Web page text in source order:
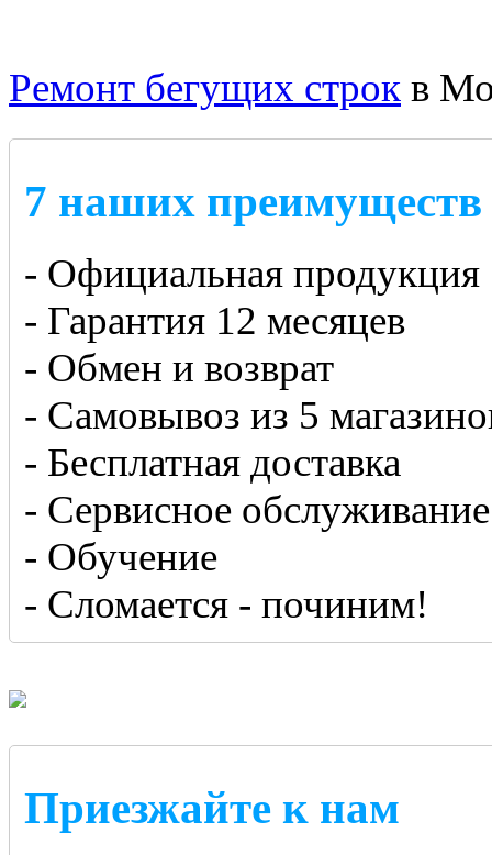
Ремонт бегущих строк в
7 наших преимуществ
- Официальная продукция
- Гарантия 12 месяцев
- Обмен и возврат
- Самовывоз из 5
- Бесплатная доставка
- Сервисное обслуживание
- Обучение
- Сломается - починим!
Приезжайте к нам